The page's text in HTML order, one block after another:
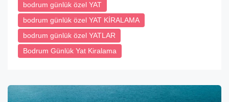
bodrum günlük özel YAT
bodrum günlük özel YAT KİRALAMA
bodrum günlük özel YATLAR
Bodrum Günlük Yat Kiralama